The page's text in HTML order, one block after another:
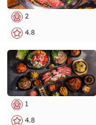
2
4.8
1
4.8